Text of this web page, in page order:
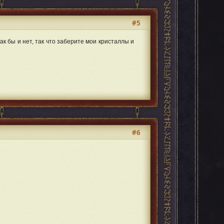
#5
бы и нет, так что заберите мои кристаллы и
#6